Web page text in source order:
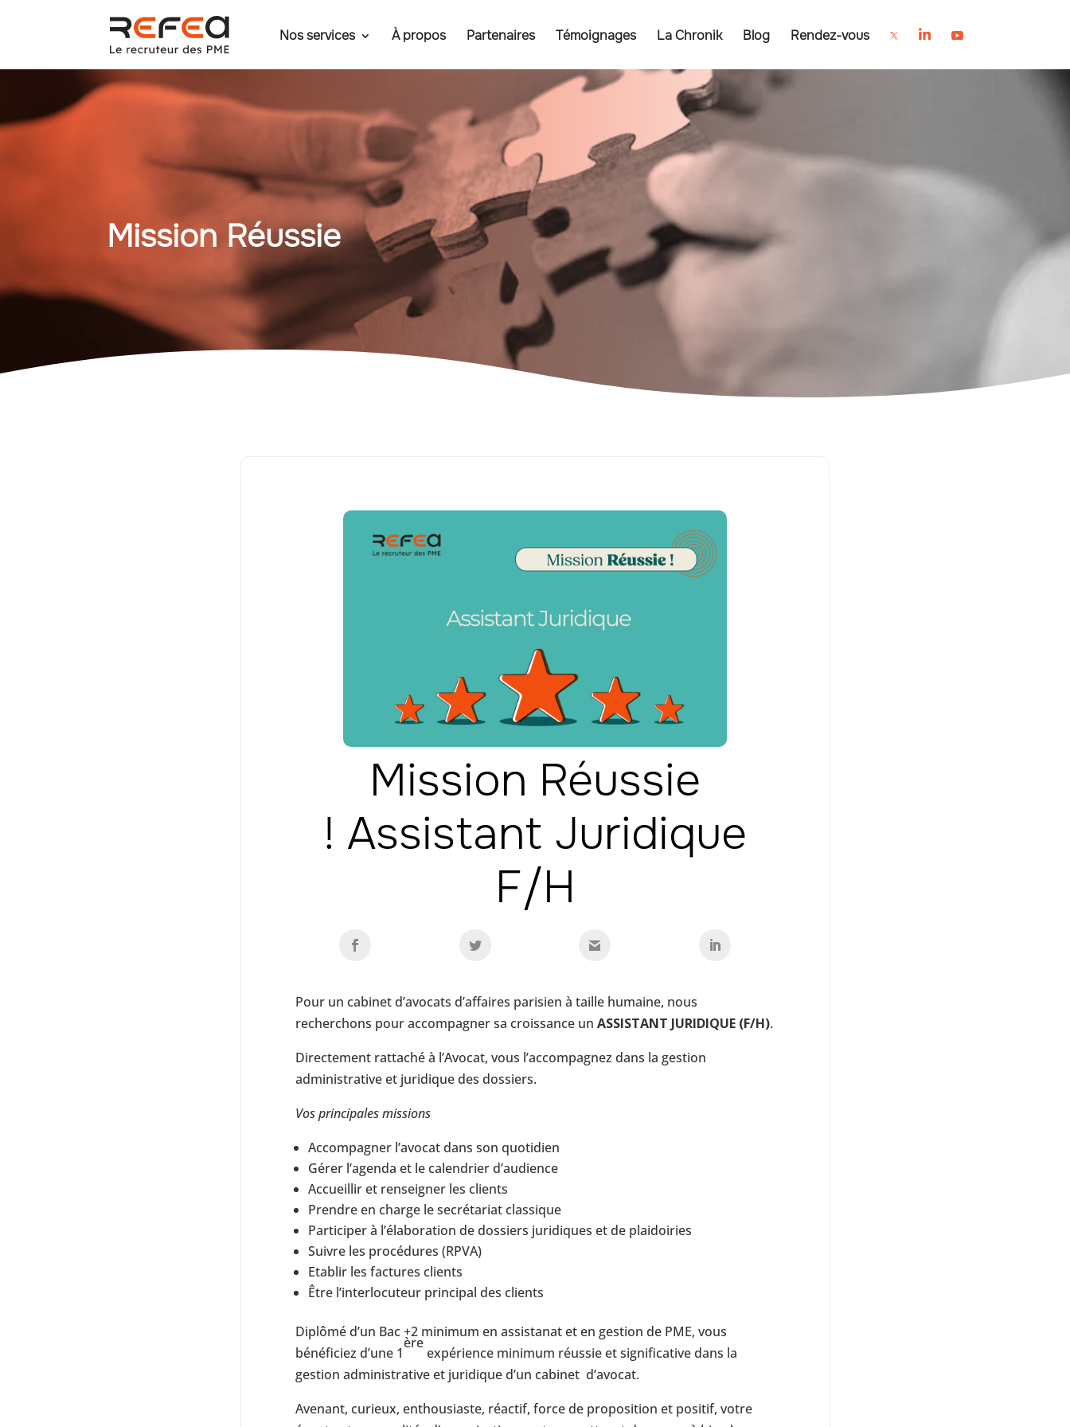
Nos services À propos Partenaires Témoignages La Chronik Blog Rendez-vous
Mission Réussie
Mission Réussie
! Assistant Juridique
F/H
Pour un cabinet d’avocats d’affaires parisien à taille humaine, nous
recherchons pour accompagner sa croissance un ASSISTANT JURIDIQUE (F/H).
Directement rattaché à l’Avocat, vous l’accompagnez dans la gestion
administrative et juridique des dossiers.
Vos principales missions
Accompagner l’avocat dans son quotidien
Gérer l’agenda et le calendrier d’audience
Accueillir et renseigner les clients
Prendre en charge le secrétariat classique
Participer à l’élaboration de dossiers juridiques et de plaidoiries
Suivre les procédures (RPVA)
Etablir les factures clients
Être l’interlocuteur principal des clients
Diplômé d’un Bac +2 minimum en assistanat et en gestion de PME, vous
bénéficiez d’une 1
ère
expérience minimum réussie et significative dans la
gestion administrative et juridique d’un cabinet d’avocat.
Avenant, curieux, enthousiaste, réactif, force de proposition et positif, votre